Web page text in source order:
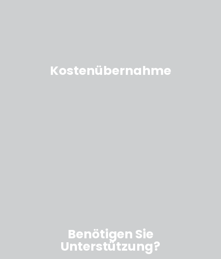
Kostenübernahme
Benötigen Sie
Unterstützung?